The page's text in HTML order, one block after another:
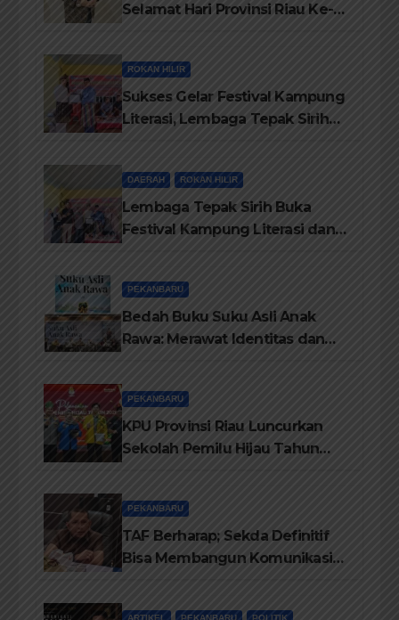
Selamat Hari Provinsi Riau Ke-
ROKAN HILIR
Sukses Gelar Festival Kampung
Literasi, Lembaga Tepak Sirih
DAERAH ROKAN HILIR
Lembaga Tepak Sirih Buka
Festival Kampung Literasi dan
PEKANBARU
Bedah Buku Suku Asli Anak
Rawa: Merawat Identitas dan
PEKANBARU
KPU Provinsi Riau Luncurkan
Sekolah Pemilu Hijau Tahun
Lingkungan
PEKANBARU
TAF Berharap; Sekda Definitif
Bisa Membangun Komunikasi